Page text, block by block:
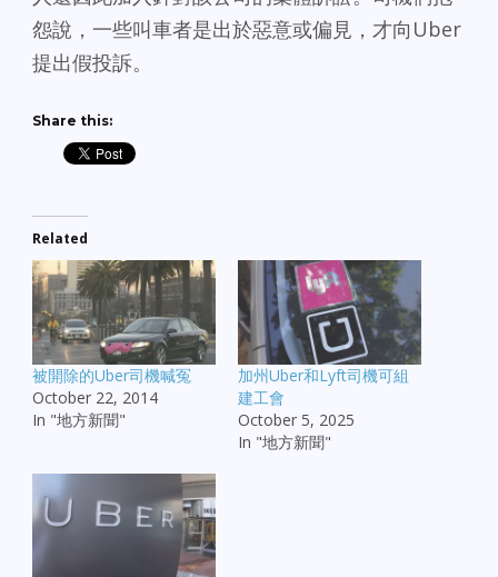
怨說，一些叫車者是出於惡意或偏見，才向Uber
提出假投訴。
Share this:
Related
被開除的Uber司機喊冤
October 22, 2014
In "地方新聞"
加州Uber和Lyft司機可組
建工會
October 5, 2025
In "地方新聞"